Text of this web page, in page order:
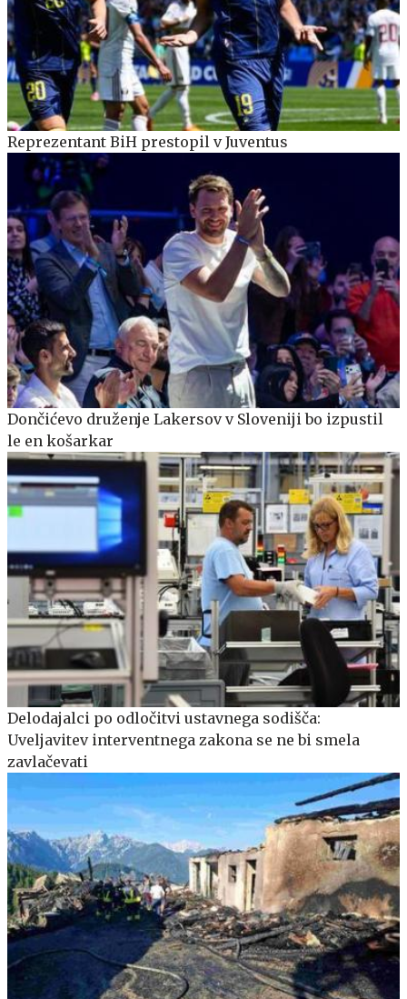
Reprezentant BiH prestopil v Juventus
Dončićevo druženje Lakersov v Sloveniji bo izpustil
le en košarkar
Delodajalci po odločitvi ustavnega sodišča:
Uveljavitev interventnega zakona se ne bi smela
zavlačevati